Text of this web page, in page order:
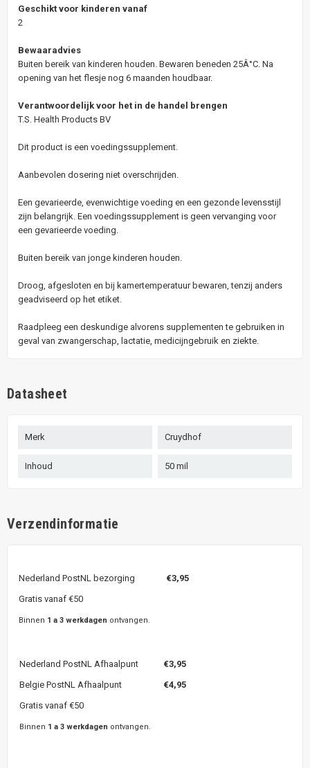
Geschikt voor kinderen vanaf
2
Bewaaradvies
Buiten bereik van kinderen houden. Bewaren beneden 25Â°C. Na
opening van het flesje nog 6 maanden houdbaar.
Verantwoordelijk voor het in de handel brengen
T.S. Health Products BV
Dit product is een voedingssupplement.
Aanbevolen dosering niet overschrijden.
Een gevarieerde, evenwichtige voeding en een gezonde levensstijl
zijn belangrijk. Een voedingssupplement is geen vervanging voor
een gevarieerde voeding.
Buiten bereik van jonge kinderen houden.
Droog, afgesloten en bij kamertemperatuur bewaren, tenzij anders
geadviseerd op het etiket.
Raadpleeg een deskundige alvorens supplementen te gebruiken in
geval van zwangerschap, lactatie, medicijngebruik en ziekte.
Datasheet
Merk Cruydhof
Inhoud 50 mil
Verzendinformatie
Nederland PostNL bezorging €3,95
Gratis vanaf €50
Binnen 1 a 3 werkdagen ontvangen.
Nederland PostNL Afhaalpunt €3,95
Belgie PostNL Afhaalpunt
€4,95
Gratis vanaf €50
Binnen 1 a 3 werkdagen ontvangen.